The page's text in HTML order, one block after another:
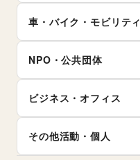
女性用品・フェムテッ
コンタクトレンズ
医療・医薬品
その他美容・健康
コミック・マンガ
アイドル・芸能人
CD・DVD・本・雑誌
Webメディア・アプ
テレビ・ドラマ
映画
音楽・ライブ
演劇
占い
その他アート・デザ
キャンプ・アウトドア
野球
サッカー
バスケットボール
ゴルフ
その他レジャー・ス
車・バイク・モビリティ
バイク・オートバイ
自転車・ロードバイ
マイクロモビリティ
その他車・バイク・
NPO・公共団体
外国団体・大使館
募金・寄付
NPO・ボランティア
その他NPO・公共団体
ビジネス・オフィス
オフィス家具・OA機
イベント企画・運営
その他活動・個人